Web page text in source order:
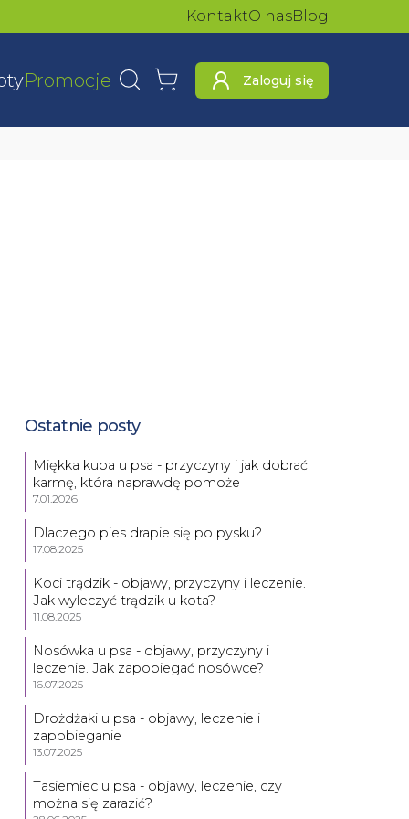
KontaktO nasBlog
Promocje WyszukajKoszyk Zaloguj się
Ostatnie posty
Miękka kupa u psa - przyczyny i jak dobrać
karmę, która naprawdę pomoże
7.01.2026
Dlaczego pies drapie się po pysku?
17.08.2025
Koci trądzik - objawy, przyczyny i leczenie.
Jak wyleczyć trądzik u kota?
11.08.2025
Nosówka u psa - objawy, przyczyny i
leczenie. Jak zapobiegać nosówce?
16.07.2025
Drożdżaki u psa - objawy, leczenie i
zapobieganie
13.07.2025
Tasiemiec u psa - objawy, leczenie, czy
można się zarazić?